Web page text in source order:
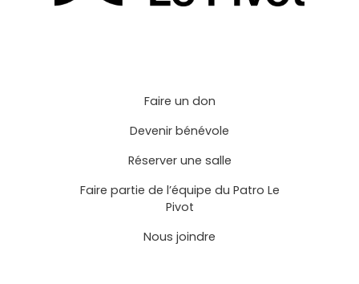
Faire un don
Devenir bénévole
Réserver une salle
Faire partie de l’équipe du Patro Le
Pivot
Nous joindre